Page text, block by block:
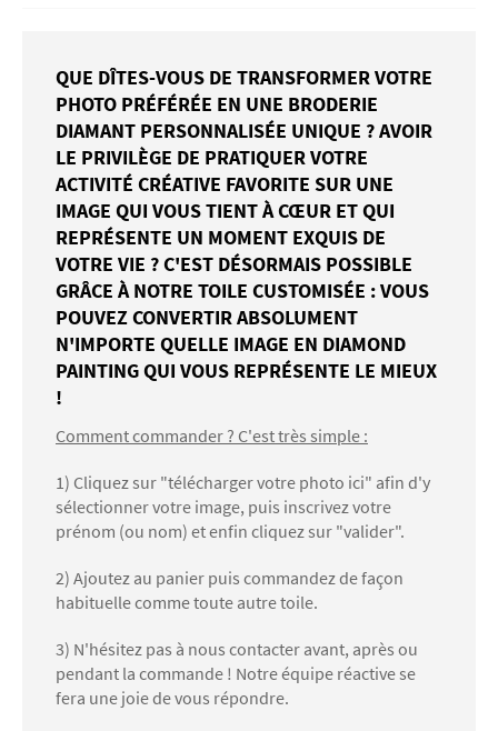
QUE DÎTES-VOUS DE TRANSFORMER VOTRE
PHOTO PRÉFÉRÉE EN UNE BRODERIE
DIAMANT PERSONNALISÉE UNIQUE ? AVOIR
LE PRIVILÈGE DE PRATIQUER VOTRE
ACTIVITÉ CRÉATIVE FAVORITE SUR UNE
IMAGE QUI VOUS TIENT À CŒUR ET QUI
REPRÉSENTE UN MOMENT EXQUIS DE
VOTRE VIE ? C'EST DÉSORMAIS POSSIBLE
GRÂCE À NOTRE TOILE CUSTOMISÉE : VOUS
POUVEZ CONVERTIR ABSOLUMENT
N'IMPORTE QUELLE IMAGE EN DIAMOND
PAINTING QUI VOUS REPRÉSENTE LE MIEUX
!
Comment commander ? C'est très simple :
1) Cliquez sur "télécharger votre photo ici" afin d'y
sélectionner votre image, puis inscrivez votre
prénom (ou nom) et enfin cliquez sur "valider".
2) Ajoutez au panier puis commandez de façon
habituelle comme toute autre toile.
3) N'hésitez pas à nous contacter avant, après ou
pendant la commande ! Notre équipe réactive se
fera une joie de vous répondre.